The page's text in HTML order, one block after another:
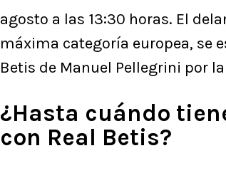
agosto a las 13:30 horas. El
máxima categoría europea, se
Betis de Manuel Pellegrini por
¿Hasta cuándo
con Real Betis?